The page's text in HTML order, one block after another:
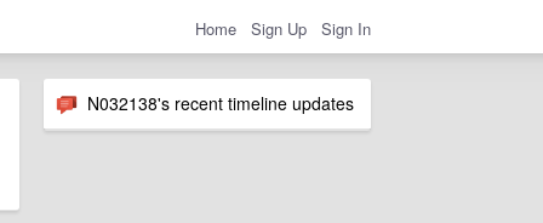
Home Sign Up Sign In
N032138's recent timeline updates